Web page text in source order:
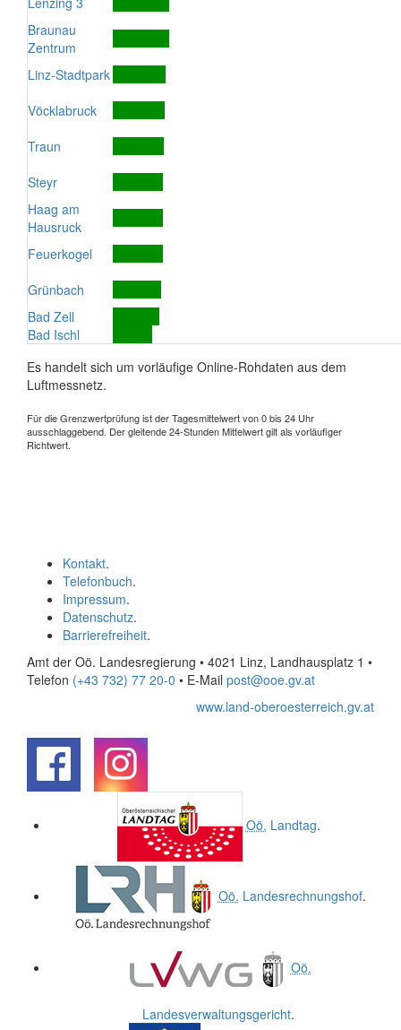
Braunau
Zentrum
Linz-Stadtpark
Vöcklabruck
Traun
Steyr
Haag am
Hausruck
Feuerkogel
Grünbach
Bad Zell
Bad Ischl
Es handelt sich um vorläufige Online-Rohdaten aus dem
Luftmessnetz.
Für die Grenzwertprüfung ist der Tagesmittelwert von 0 bis 24 Uhr
ausschlaggebend. Der gleitende 24-Stunden Mittelwert gilt als vorläufiger
Richtwert.
Kontakt.
Telefonbuch.
Impressum.
Datenschutz.
Barrierefreiheit.
Amt der Oö. Landesregierung • 4021 Linz, Landhausplatz 1 •
Telefon (+43 732) 77 20-0 • E-Mail post@ooe.gv.at
www.land-oberoesterreich.gv.at
Oö. Landtag.
Oö. Landesrechnungshof.
Oö.
Landesverwaltungsgericht.